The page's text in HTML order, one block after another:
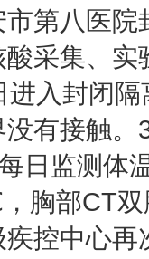
第八医
采集、
入封闭
有接触
日监测体
胸部CT
控中心